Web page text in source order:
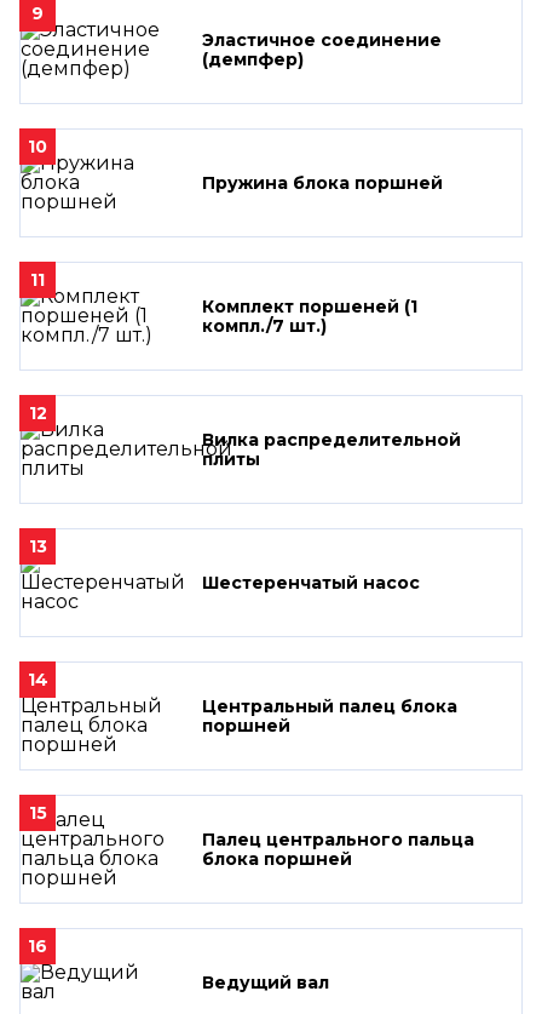
9
Эластичное соединение
(демпфер)
10
Пружина блока поршней
11
Комплект поршеней (1
компл./7 шт.)
12
Вилка распределительной
плиты
13
Шестеренчатый насос
14
Центральный палец блока
поршней
15
Палец центрального пальца
блока поршней
16
Ведущий вал